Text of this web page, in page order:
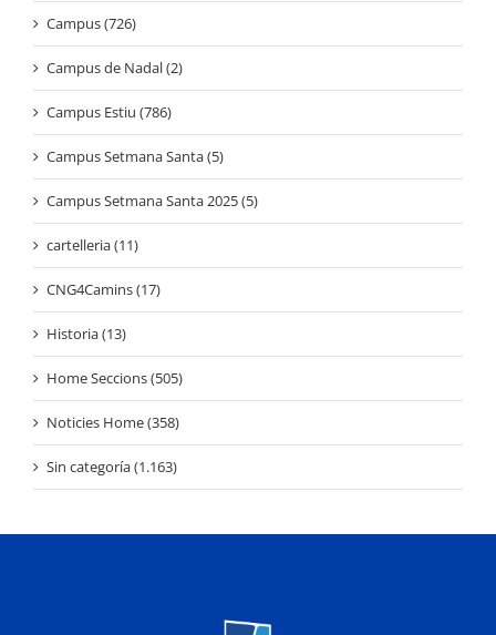
Campus (726)
Campus de Nadal (2)
Campus Estiu (786)
Campus Setmana Santa (5)
Campus Setmana Santa 2025 (5)
cartelleria (11)
CNG4Camins (17)
Historia (13)
Home Seccions (505)
Noticies Home (358)
Sin categoría (1.163)